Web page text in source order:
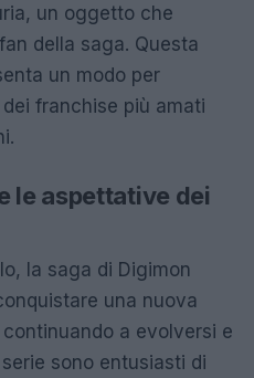
un oggetto che
della saga. Questa
un modo per
franchise più amati
le aspettative dei
la saga di Digimon
una nuova
a evolversi e
sono entusiasti di